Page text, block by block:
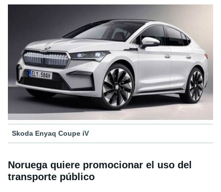
Skoda Enyaq Coupe iV
Noruega quiere promocionar el uso del
transporte público